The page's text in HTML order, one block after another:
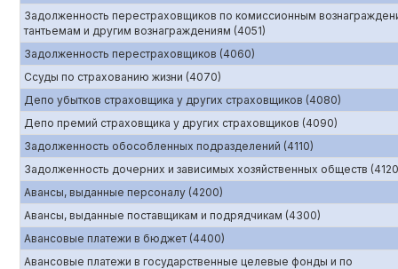
Задолженность перестраховщиков по комиссионным
тантьемам и другим вознаграждениям (4051)
Задолженность перестраховщиков (4060)
Ссуды по страхованию жизни (4070)
Депо убытков страховщика у других страховщиков (4080)
Депо премий страховщика у других страховщиков (4090)
Задолженность обособленных подразделений (4110)
Задолженность дочерних и зависимых хозяйственных обществ
Авансы, выданные персоналу (4200)
Авансы, выданные поставщикам и подрядчикам (4300)
Авансовые платежи в бюджет (4400)
Авансовые платежи в государственные целевые фонды и по